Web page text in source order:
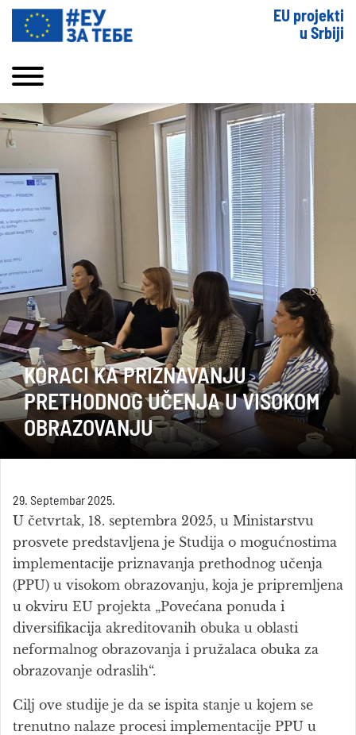
EU projekti
u Srbiji
KORACI KA PRIZNAVANJU
PRETHODNOG UČENJA U VISOKOM
OBRAZOVANJU
29. Septembar 2025.
U četvrtak, 18. septembra 2025, u Ministarstvu
prosvete predstavljena je Studija o mogućnostima
implementacije priznavanja prethodnog učenja
(PPU) u visokom obrazovanju, koja je pripremljena
u okviru EU projekta „Povećana ponuda i
diversifikacija akreditovanih obuka u oblasti
neformalnog obrazovanja i pružalaca obuka za
obrazovanje odraslih“.
Cilj ove studije je da se ispita stanje u kojem se
trenutno nalaze procesi implementacije PPU u